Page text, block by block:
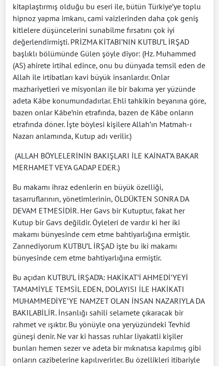
kitaplaştırmış olduğu bu eseri ile, bütün Türkiye’ye toplu
hipnoz yapma imkanı, cami vaizlerinden daha çok geniş
kitlelere düşüncelerini sunabilme fırsatını çok iyi
değerlendirmişti. PRİZMA KİTABI’NIN KUTBU’L İRŞAD
başlıklı bölümünde Gülen şöyle diyor: (Hz. Muhammed
(AS) ahirete irtihal edince, onu bu dünyada temsil eden de
Allah ile irtibatları kavi büyük insanlardır. Onlar
mazhariyetleri ve misyonları ile bir bakıma yer yüzünde
adeta Kâbe konumundadırlar. Ehli tahkikin beyanına göre,
bazen onlar Kâbe’nin etrafında, bazen de Kâbe onların
etrafında döner. İşte böylesi kişilere Allah’ın Matmah-ı
Nazarı anlamında, Kutup adı verilir.)
(ALLAH BÖYLELERİNİN BAKIŞLARI İLE KAİNAT’A BAKAR
MERHAMET VEYA GADAP EDER.)
Bu makamı ihraz edenlerin en büyük özelliği,
tasarruflarının, yönetimlerinin, ÖLDÜKTEN SONRA DA
DEVAM ETMESİDİR. Her Gavs bir Kutuptur, fakat her
Kutup bir Gavs değildir. Öyleleri de vardır ki her iki
makamı bünyesinde cem etme bahtiyarlığına ermiştir.
Zannediyorum KUTBU’L İRŞAD işte bu iki makamı
bünyesinde cem etme bahtiyarlığına ermiştir.
Bu açıdan KUTBU’L İRŞAD’A: HAKİKAT’İ AHMEDİ’YEYİ
TAMAMİYLE TEMSİL EDEN, DOLAYISI İLE HAKİKATI
MUHAMMEDİYE’YE NAMZET OLAN İNSAN NAZARIYLA DA
BAKILABİLİR. İnsanlığı sahili selamete çıkaracak bir
rahmet ve ışıktır. Bu yönüyle ona yeryüzündeki Tevhid
güneşi denir. Ne var ki hassas ruhlar liyakatli kişiler
bunları hemen sezer ve adeta bir mıknatısa kapılmış gibi
onların cazibelerine kapılıverirler. Bu özellikleri itibariyle